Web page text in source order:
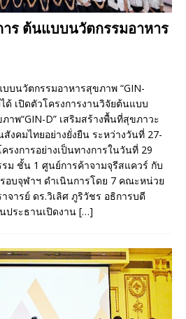
าร ต้นแบบนวัตกรรมอาหาร
บนวัตกรรมอาหารสุขภาพ “GIN-
ด้ เปิดตัวโครงการงานวิจัยต้นแบบ
พ“GIN-D” เสริมสร้างพื้นที่สุขภาวะ
งคมไทยอย่างยั่งยืน ระหว่างวันที่ 27-
รงการอย่างเป็นทางการในวันที่ 29
ม ชั้น 1 ศูนย์การค้าจามจุรีสแควร์ กับ
อบจุฬาฯ ดำเนินการโดย 7 คณะหน่วย
จารย์ ดร.วิเลิศ ภูริวัชร อธิการบดี
ประธานเปิดงาน […]